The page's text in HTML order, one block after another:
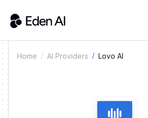
Home AI Providers Lovo AI